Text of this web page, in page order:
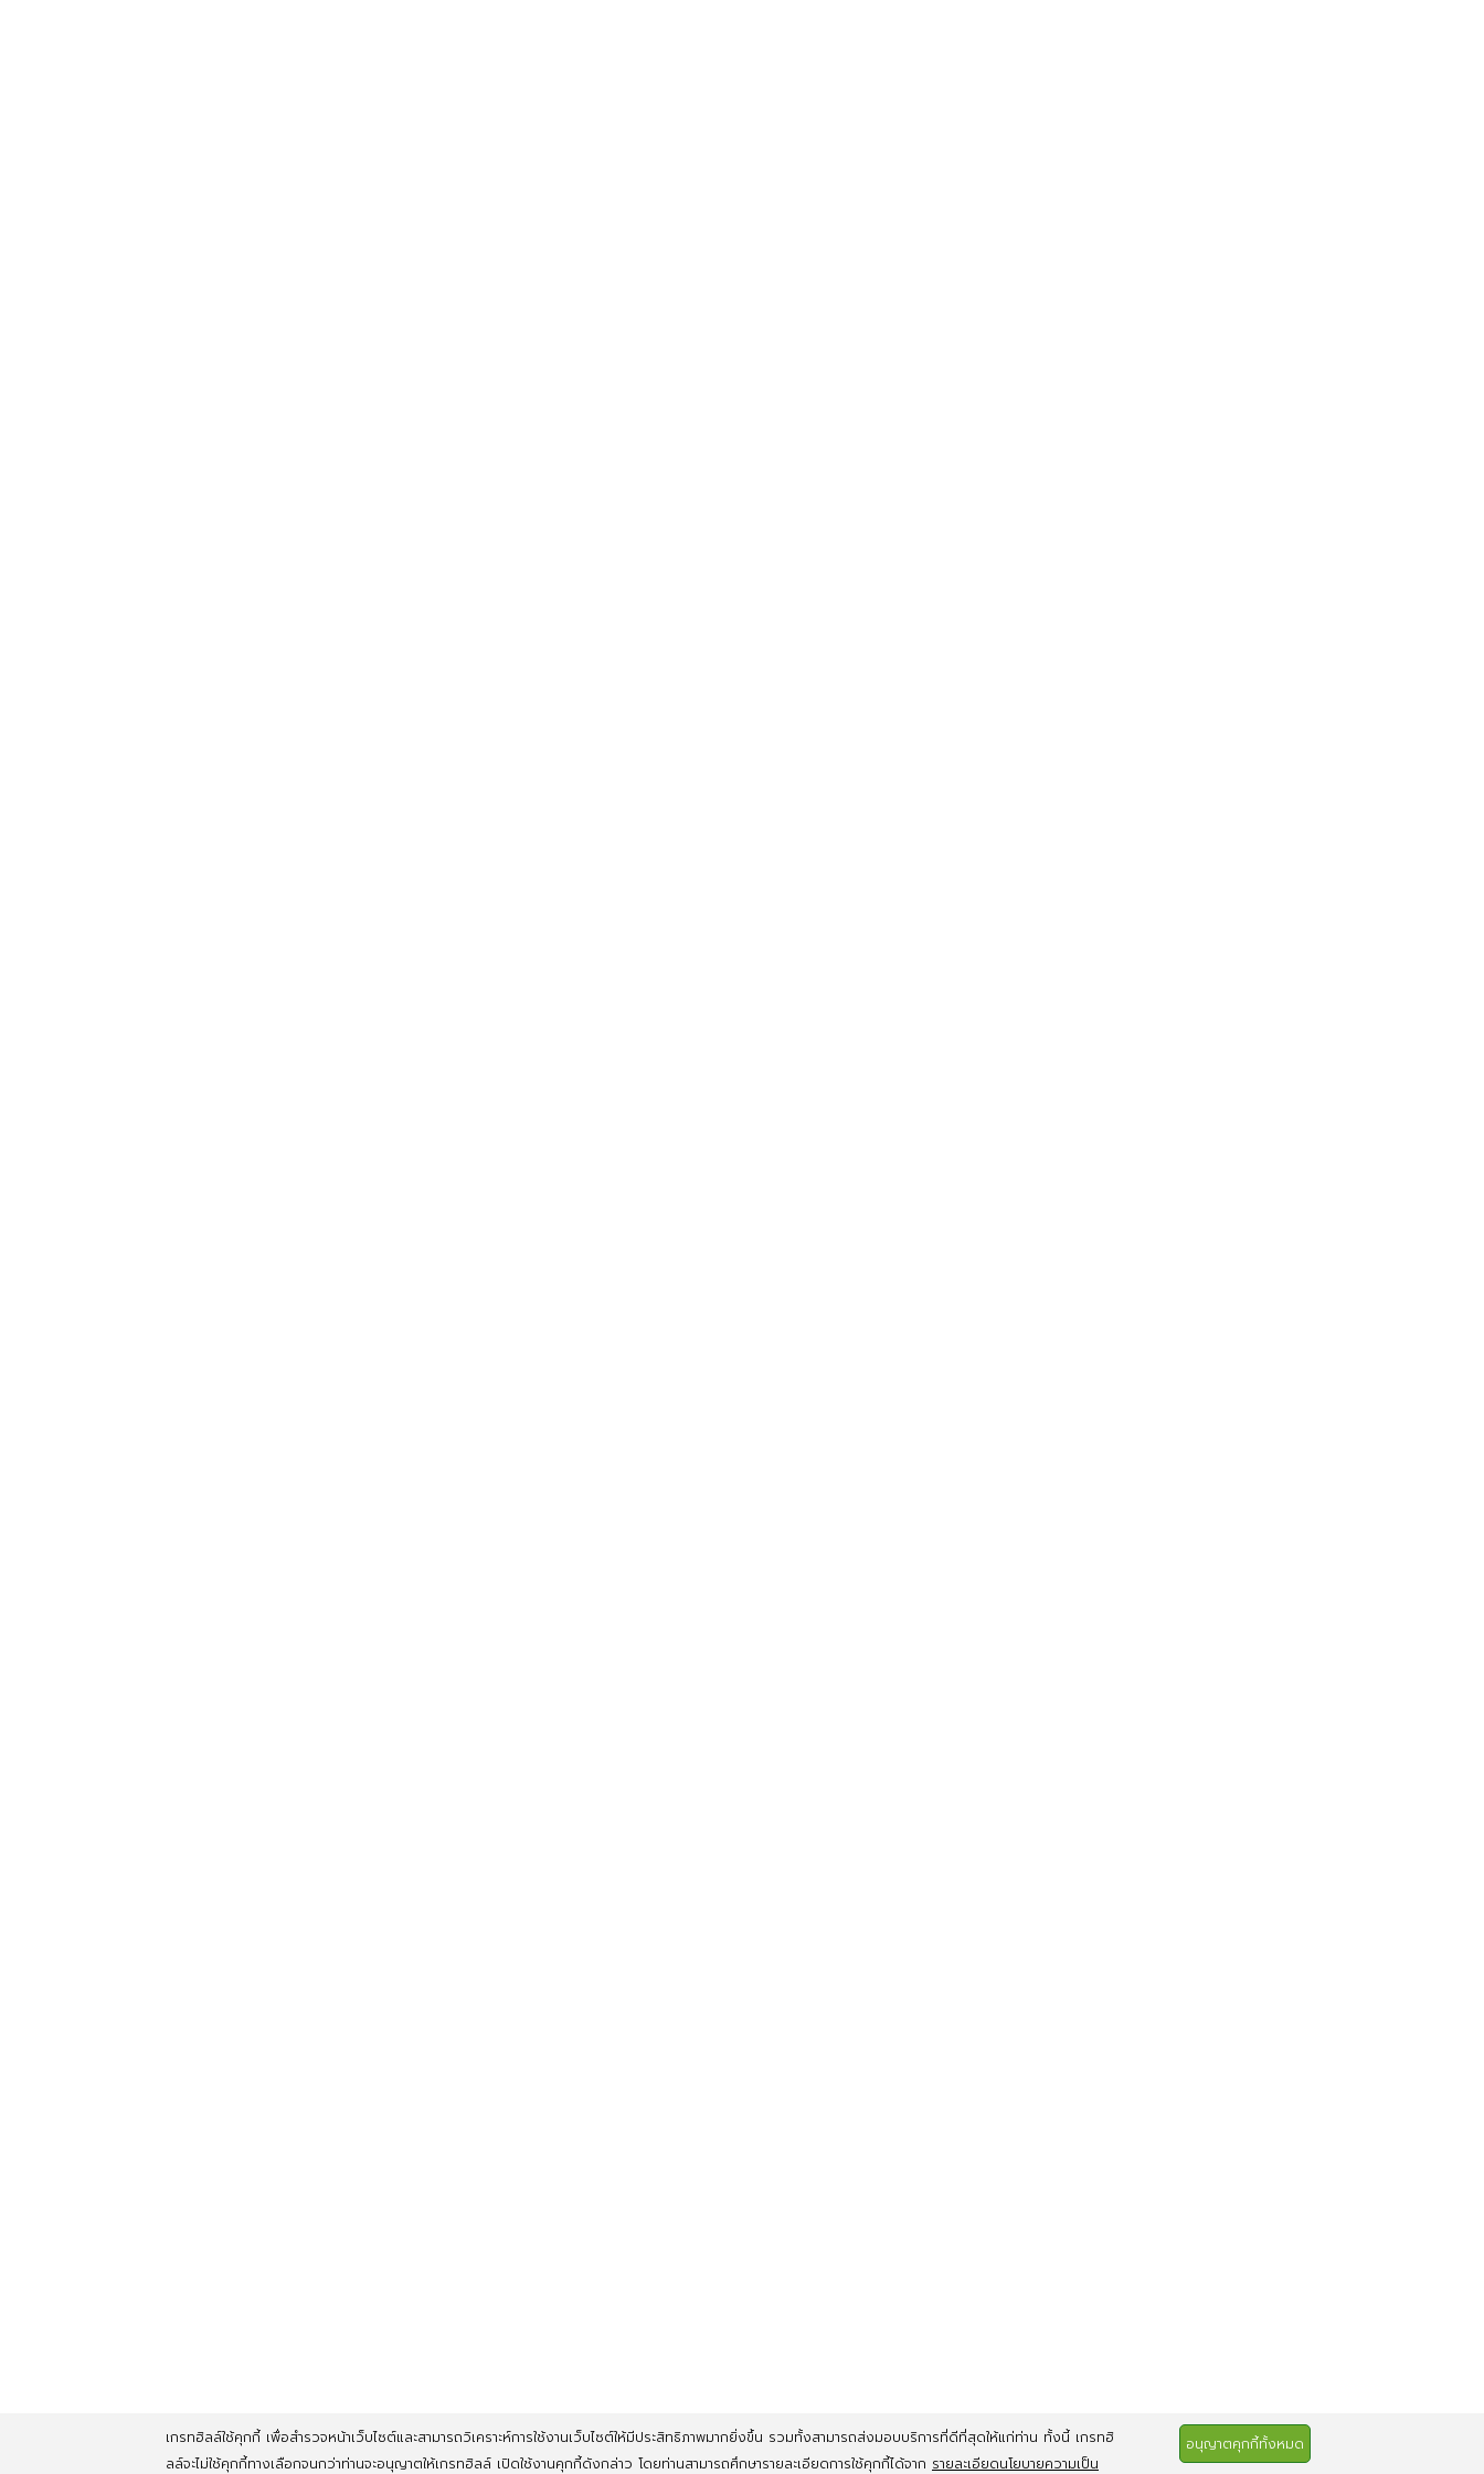
เกรทฮิลล์ใช้คุกกี้ เพื่อสำรวจหน้าเว็บไซต์และสามารถวิเคราะห์การใช้งานเว็บไซต์ให้มีประสิทธิภาพมากยิ่งขึ้น รวมทั้งสามารถส่งมอบบริการที่ดีที่สุดให้แก่ท่าน ทั้งนี้ เกรทฮิ
ลล์จะไม่ใช้คุกกี้ทางเลือกจนกว่าท่านจะอนุญาตให้เกรทฮิลล์ เปิดใช้งานคุกกี้ดังกล่าว โดยท่านสามารถศึกษารายละเอียดการใช้คุกกี้ได้จาก รายละเอียดนโยบายความเป็น
อนุญาตคุกกี้ทั้งหมด